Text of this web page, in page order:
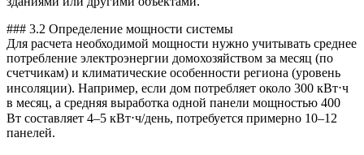
### 3.2 Определение мощности системы
Для расчета необходимой мощности нужно учитывать среднее
потребление электроэнергии домохозяйством за месяц (по
счетчикам) и климатические особенности региона (уровень
инсоляции). Например, если дом потребляет около 300 кВт⋅ч
в месяц, а средняя выработка одной панели мощностью 400
Вт составляет 4–5 кВт⋅ч/день, потребуется примерно 10–12
панелей.